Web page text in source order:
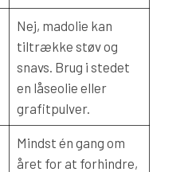
Nej, madolie kan
tiltrække støv og
snavs. Brug i stedet
en låseolie eller
grafitpulver.
Mindst én gang om
året for at forhindre,